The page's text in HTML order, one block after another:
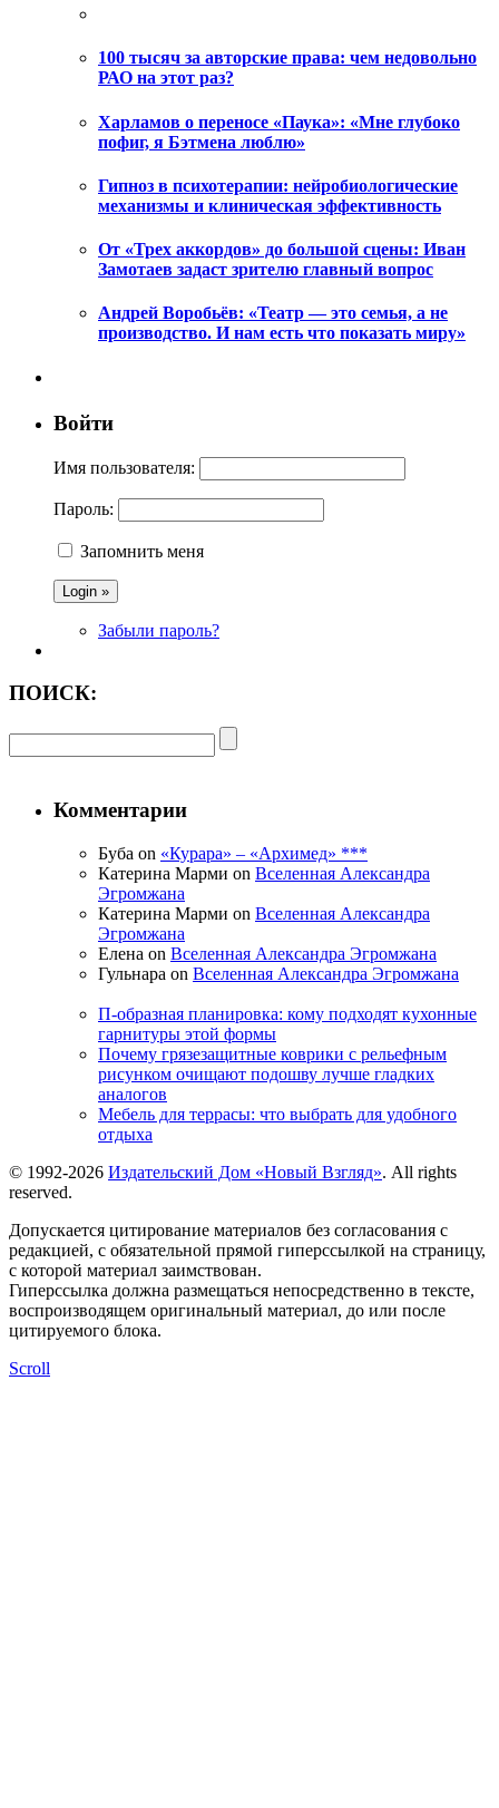
100 тысяч за авторские права: чем недовольно
РАО на этот раз?
Харламов о переносе «Паука»: «Мне глубоко
пофиг, я Бэтмена люблю»
Гипноз в психотерапии: нейробиологические
механизмы и клиническая эффективность
От «Трех аккордов» до большой сцены: Иван
Замотаев задаст зрителю главный вопрос
Андрей Воробьёв: «Театр — это семья, а не
производство. И нам есть что показать миру»
Войти
Имя пользователя:
Пароль:
Запомнить меня
Забыли пароль?
ПОИСК:
Комментарии
Буба on «Курара» – «Архимед» ***
Катерина Марми on Вселенная Александра
Эгромжана
Катерина Марми on Вселенная Александра
Эгромжана
Елена on Вселенная Александра Эгромжана
Гульнара on Вселенная Александра Эгромжана
П-образная планировка: кому подходят кухонные
гарнитуры этой формы
Почему грязезащитные коврики с рельефным
рисунком очищают подошву лучше гладких
аналогов
Мебель для террасы: что выбрать для удобного
отдыха
© 1992-2026 Издательский Дом «Новый Взгляд». All rights
reserved.
Допускается цитирование материалов без согласования с
редакцией, с обязательной прямой гиперссылкой на страницу,
с которой материал заимствован.
Гиперссылка должна размещаться непосредственно в тексте,
воспроизводящем оригинальный материал, до или после
цитируемого блока.
Scroll